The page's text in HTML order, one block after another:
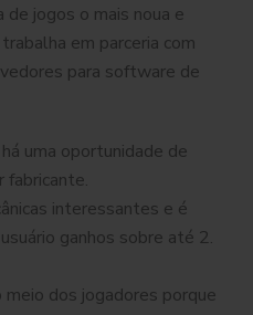
jogos o mais noua e
em parceria com
para software de
uma oportunidade de
fabricante.
interessantes e é
ganhos sobre até 2.
dos jogadores porque